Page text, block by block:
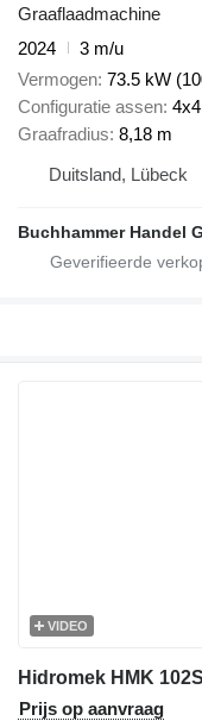
Graaflaadmachine
2024
3 m/u
Vermogen 73.5 kW
Configuratie assen 4x4
Graafradius 8,18 m
Duitsland, Lübeck
Buchhammer Handel
VIDEO
Hidromek HMK
Prijs op aanvraag